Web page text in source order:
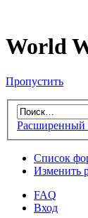
World
Пропустить
Расширенный
Список
Изменить
FAQ
Вход